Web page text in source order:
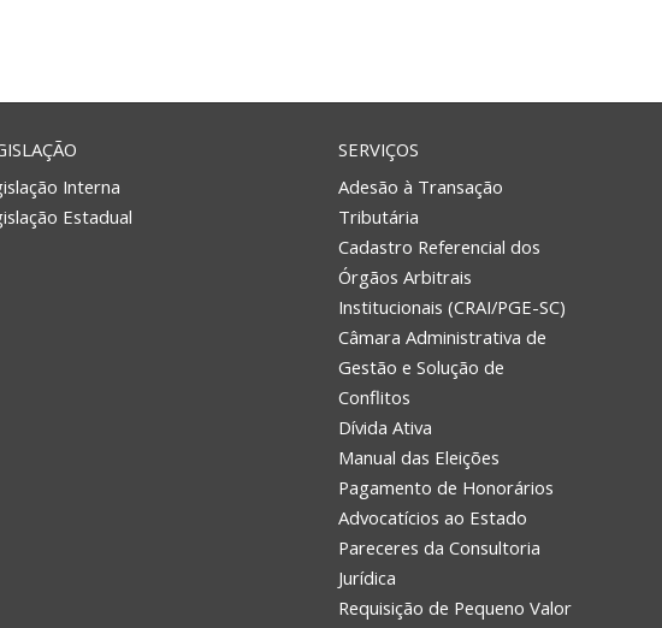
Interna
Estadual
SERVIÇOS
Adesão à Transação
Tributária
Cadastro Referencial dos
Órgãos Arbitrais
Institucionais (CRAI/PGE-SC)
Câmara Administrativa de
Gestão e Solução de
Conflitos
Dívida Ativa
Manual das Eleições
Pagamento de Honorários
Advocatícios ao Estado
Pareceres da Consultoria
Jurídica
Requisição de Pequeno Valor